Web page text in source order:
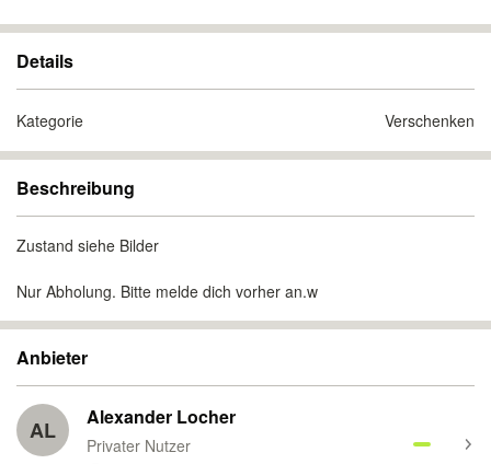
Details
Kategorie Verschenken
Beschreibung
Zustand siehe Bilder
Nur Abholung. Bitte melde dich vorher an.w
Anbieter
AL Alexander Locher
Privater Nutzer